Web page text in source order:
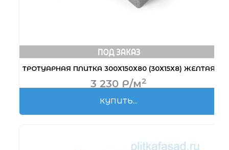
ТРОТУАРНАЯ ПЛИТКА 300Х150Х80 (30Х15Х8) ЖЕЛТАЯ
3 230 Р/м2
КУПИТЬ...